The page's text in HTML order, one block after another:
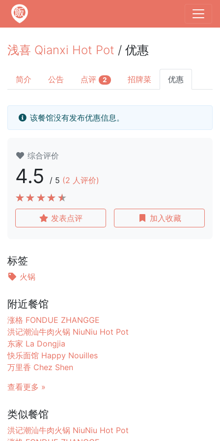
浅喜 Qianxi Hot Pot / 优惠
简介 公告 点评 2 招牌菜 优惠
该餐馆没有发布优惠信息。
综合评价
4.5 / 5 (2 人评价)
发表点评 加入收藏
标签
火锅
附近餐馆
涨格 FONDUE ZHANGGE
洪记潮汕牛肉火锅 NiuNiu Hot Pot
东家 La Dongjia
快乐面馆 Happy Nouilles
万里香 Chez Shen
查看更多 »
类似餐馆
洪记潮汕牛肉火锅 NiuNiu Hot Pot